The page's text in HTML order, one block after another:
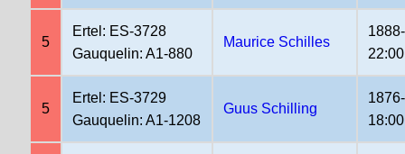
5
Ertel: ES-3728
Gauquelin: A1-880
Maurice Schilles
22:00
5
Ertel: ES-3729
Gauquelin: A1-1208
Guus Schilling
18:00